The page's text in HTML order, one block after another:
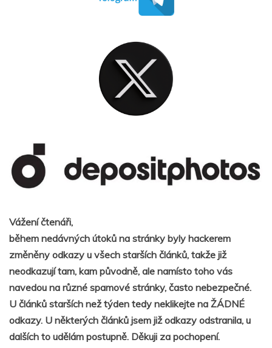
Vážení čtenáři,
během nedávných útoků na stránky byly hackerem
změněny odkazy u všech starších článků, takže již
neodkazují tam, kam původně, ale namísto toho vás
navedou na různé spamové stránky, často nebezpečné.
U článků starších než týden tedy neklikejte na ŽÁDNÉ
odkazy. U některých článků jsem již odkazy odstranila, u
dalších to udělám postupně. Děkuji za pochopení.